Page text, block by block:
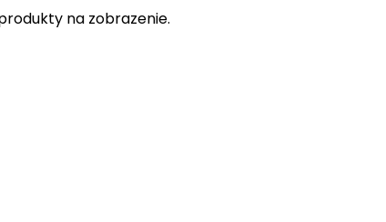
na zobrazenie.